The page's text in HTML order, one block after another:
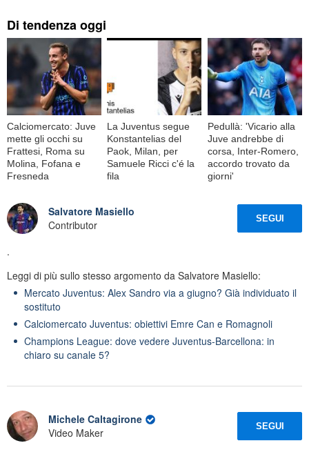
Di tendenza oggi
Calciomercato: Juve
mette gli occhi su
Frattesi, Roma su
Molina, Fofana e
Fresneda
La Juventus segue
Konstantelias del
Paok, Milan, per
Samuele Ricci c'é la
fila
Pedullà: 'Vicario alla
Juve andrebbe di
corsa, Inter-Romero,
accordo trovato da
giorni'
Salvatore Masiello
Contributor
SEGUI
.
Leggi di più sullo stesso argomento da Salvatore Masiello:
Mercato Juventus: Alex Sandro via a giugno? Già individuato il
sostituto
Calciomercato Juventus: obiettivi Emre Can e Romagnoli
Champions League: dove vedere Juventus-Barcellona: in
chiaro su canale 5?
Michele Caltagirone
Video Maker
SEGUI